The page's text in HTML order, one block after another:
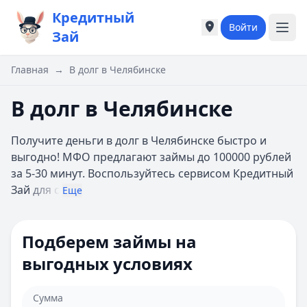
Кредитный
Зай
Города России
Казань
Астрахань
Б
Барнаул
Города России
Казань
Астрахань
Б
Барнаул
Войти
Главная → В долг в Челябинске
В долг в Челябинске
Получите деньги в долг в Челябинске быстро и
выгодно! МФО предлагают займы до 100000 рублей
за 5-30 минут. Воспользуйтесь сервисом Кредитный
Зай для с Еще
Подберем займы на
выгодных условиях
Сумма